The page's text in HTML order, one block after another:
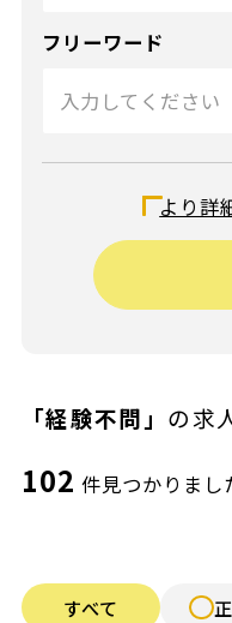
フリーワード
給与（時給）
給与（月給）
施設形態
公立保育園
より詳
「経験不問」 の求
102 件見つかりまし
すべて